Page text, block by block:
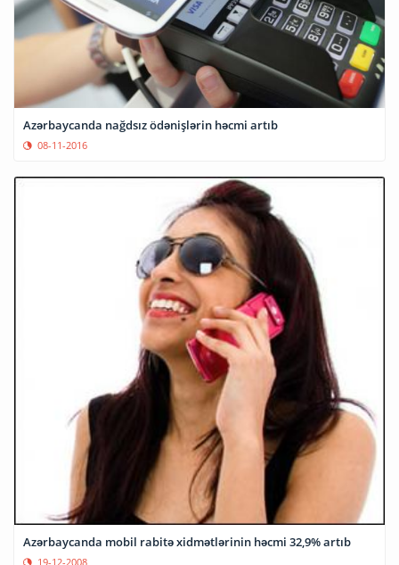
Azərbaycanda nağdsız ödənişlərin həcmi artıb
08-11-2016
Azərbaycanda mobil rabitə xidmətlərinin həcmi 32,9% artıb
19-12-2008